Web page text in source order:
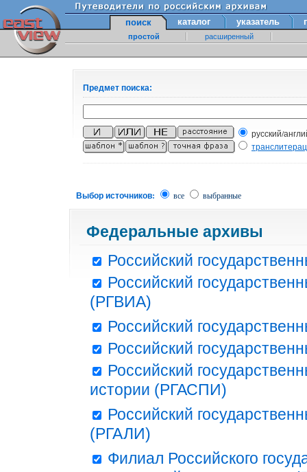
поиск каталог указатель
простой расширенный
Предмет поиска:
русский/
Выбор источников: все выбранные
Федеральные архивы
Российский
Российский
(РГВИА)
Российский
Российский
Российский
истории (РГАСПИ)
Российский
(РГАЛИ)
Филиал Российского